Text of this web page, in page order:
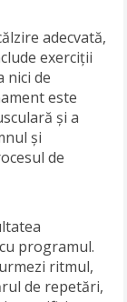
adecvată,
exerciții
nici de
este
și a
și
de
programul.
ritmul,
de repetări,